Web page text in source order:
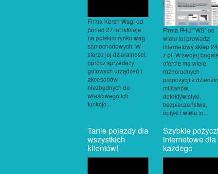
Firma Kersh Wagi od
ponad 27 lat istnieje
na polskim rynku wag
samochodowych. W
sferze jej działalności,
oprócz sprzedaży
gotowych urządzeń i
akcesoriów
niezbędnych do
właściwego ich
funkcjo...
Firma FHU "WS" od
wielu lat prowadzi
internetowy sklep
z.pl. W swojej
ofercie ma wiele
różnorodnych
propozycji z
militariów,
detektywistyki,
bezpieczeństwa,
optyki i wielu in...
Tanie pojazdy dla
wszystkich
klientów!
Szybkie
internetowe dla
każdego